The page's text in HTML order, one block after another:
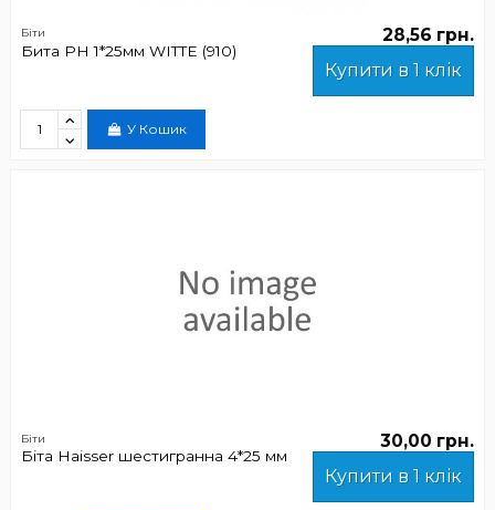
Біти
Бита РН 1*25мм WITTE (910)
28,56 грн.
Купити в 1 клік
У Кошик
Біти
Біта Haisser шестигранна 4*25 мм
30,00 грн.
Купити в 1 клік